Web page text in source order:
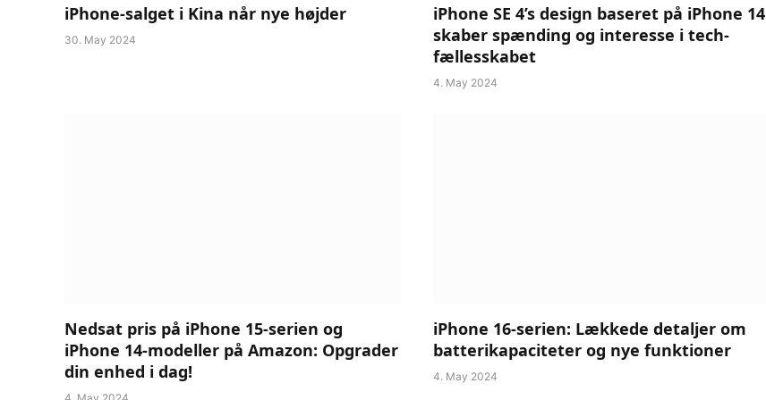
iPhone-salget i Kina når nye højder
30. May 2024
iPhone SE 4’s design baseret på iPhone 14
skaber spænding og interesse i tech-
fællesskabet
4. May 2024
Nedsat pris på iPhone 15-serien og
iPhone 14-modeller på Amazon: Opgrader
din enhed i dag!
iPhone 16-serien: Lækkede detaljer om
batterikapaciteter og nye funktioner
4. May 2024